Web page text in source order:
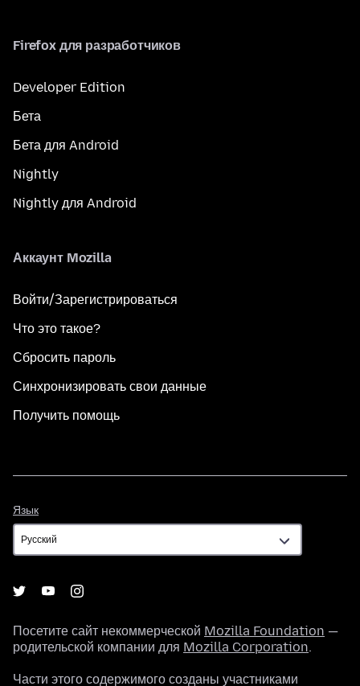
Firefox для разработчиков
Developer Edition
Бета
Бета для Android
Nightly
Nightly для Android
Аккаунт Mozilla
Войти/Зарегистрироваться
Что это такое?
Сбросить пароль
Синхронизировать свои данные
Получить помощь
Язык
Посетите сайт некоммерческой Mozilla Foundation —
родительской компании для Mozilla Corporation.
Части этого содержимого созданы участниками